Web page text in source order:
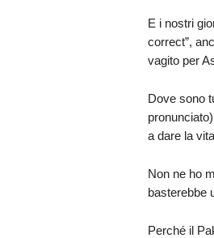
E i nostri
correct”,
vagito per
Dove sono
a dare la
Non ne ho
basterebbe
Perché il